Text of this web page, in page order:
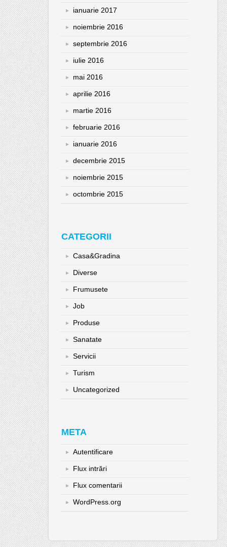
ianuarie 2017
noiembrie 2016
septembrie 2016
iulie 2016
mai 2016
aprilie 2016
martie 2016
februarie 2016
ianuarie 2016
decembrie 2015
noiembrie 2015
octombrie 2015
CATEGORII
Casa&Gradina
Diverse
Frumusete
Job
Produse
Sanatate
Servicii
Turism
Uncategorized
META
Autentificare
Flux intrări
Flux comentarii
WordPress.org